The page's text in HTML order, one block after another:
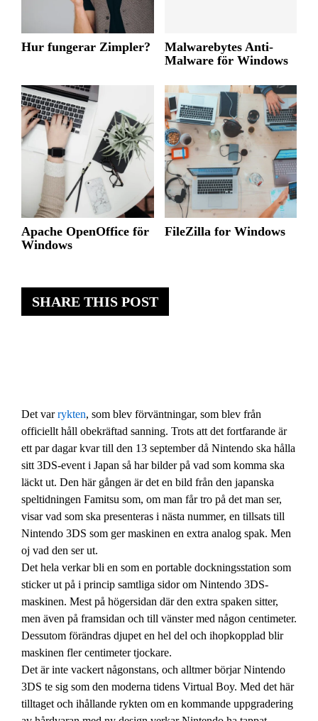
SHARE THIS POST
Det varrykten, som blev förväntningar, som blev från
officiellt håll obekräftad sanning. Trots att det fortfarande är
ett par dagar kvar till den 13 september då Nintendo ska hålla
sitt 3DS-event i Japan så har bilder på vad som komma ska
läckt ut. Den här gången är det en bild från den japanska
speltidningen Famitsu som, om man får tro på det man ser,
visar vad som ska presenteras i nästa nummer, en tillsats till
Nintendo 3DS som ger maskinen en extra analog spak. Men
oj vad den ser ut.
Det hela verkar bli en som en portable dockningsstation som
sticker ut på i princip samtliga sidor om Nintendo 3DS-
maskinen. Mest på högersidan där den extra spaken sitter,
men även på framsidan och till vänster med någon centimeter.
Dessutom förändras djupet en hel del och ihopkopplad blir
maskinen fler centimeter tjockare.
Det är inte vackert någonstans, och alltmer börjar Nintendo
3DS te sig som den moderna tidens Virtual Boy. Med det här
tilltaget och ihållande rykten om en kommande uppgradering
Hur fungerar Zimpler?
Malwarebytes Anti-
Malware för Windows
Apache OpenOffice för
Windows
FileZilla for Windows